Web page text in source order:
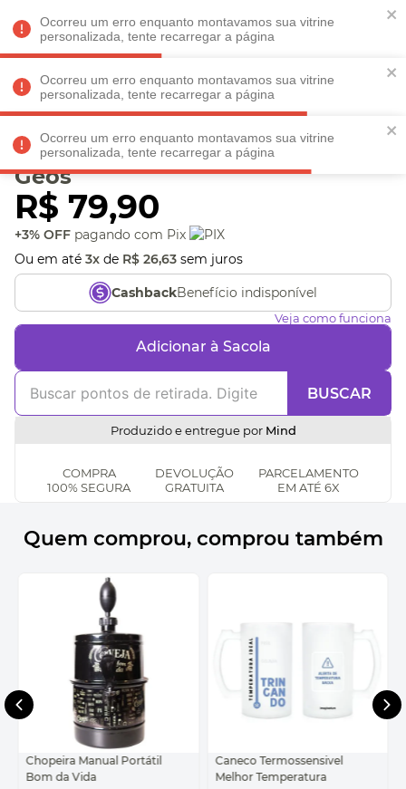
Ocorreu um erro enquanto montavamos sua vitrine
personalizada, tente recarregar a página
Ocorreu um erro enquanto montavamos sua vitrine
personalizada, tente recarregar a página
Ocorreu um erro enquanto montavamos sua vitrine
personalizada, tente recarregar a página
Faltam REGULAMENTO
Veja produtos perto de você! Informe seu CEP
Saboneteira Líquida Mini
Geos
R$ 79,90
+3% OFF pagando com Pix
Ou em até 3x de R$ 26,63 sem juros
CashbackBenefício indisponível
Veja como funciona
Adicionar à Sacola
BUSCAR
Produzido e entregue por Mind
COMPRA
100% SEGURA
DEVOLUÇÃO
GRATUITA
PARCELAMENTO
EM ATÉ 6X
Quem comprou, comprou também
Chopeira Manual Portátil
Bom da Vida
Caneco Termossensivel
Melhor Temperatura